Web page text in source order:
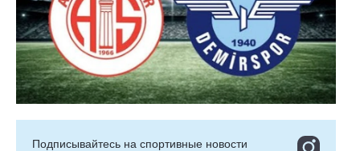
Подписывайтесь на cпортивные новости